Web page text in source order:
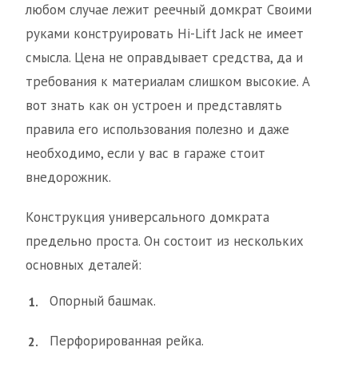
любом случае лежит реечный домкрат Своими
руками конструировать Hi-Lift Jack не имеет
смысла. Цена не оправдывает средства, да и
требования к материалам слишком высокие. А
вот знать как он устроен и представлять
правила его использования полезно и даже
необходимо, если у вас в гараже стоит
внедорожник.
Конструкция универсального домкрата
предельно проста. Он состоит из нескольких
основных деталей:
Опорный башмак.
Перфорированная рейка.